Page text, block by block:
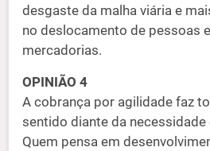
desgaste da malha viária e
no deslocamento de pessoas e
mercadorias.
OPINIÃO 4
A cobrança por agilidade faz
sentido diante da necessidade
Quem pensa em